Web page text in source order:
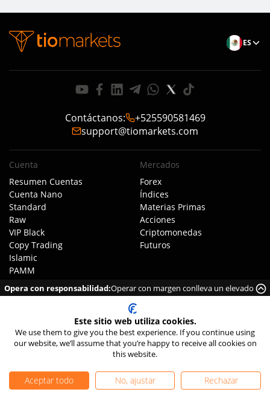
ES
Contáctanos:
+525590581469
support@tiomarkets.com
Cuenta
Resumen Cuentas
Cuenta Nano
Standard
Raw
VIP Black
Copy Trading
Islamic
PAMM
Inversión
Mercados
Forex
Índices
Materias Primas
Acciones
Criptomonedas
Futuros
Mobile App
Condiciones
Resumen Comisiones
Untables
Llamadas de margen
Opera con responsabilidad:Operar con margen conlleva un elevado
riesgo de perder dinero rápidamente debido al apalancamiento.
Este sitio web utiliza cookies.
We use them to give you the best experience. If you continue using
our website, we’ll assume that you’re happy to receive all cookies on
this website.
Aceptar todo No, ajustar Rechazar